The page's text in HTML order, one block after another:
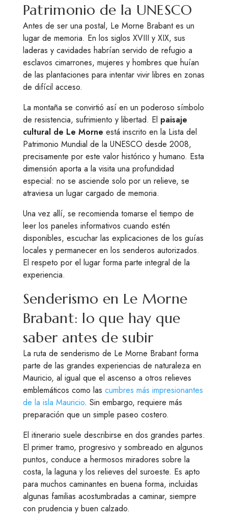
Patrimonio de la UNESCO
Antes de ser una postal, Le Morne Brabant es un
lugar de memoria. En los siglos XVIII y XIX, sus
laderas y cavidades habrían servido de refugio a
esclavos cimarrones, mujeres y hombres que huían
de las plantaciones para intentar vivir libres en zonas
de difícil acceso.
La montaña se convirtió así en un poderoso símbolo
de resistencia, sufrimiento y libertad. El paisaje
cultural de Le Morne está inscrito en la Lista del
Patrimonio Mundial de la UNESCO desde 2008,
precisamente por este valor histórico y humano. Esta
dimensión aporta a la visita una profundidad
especial: no se asciende solo por un relieve, se
atraviesa un lugar cargado de memoria.
Una vez allí, se recomienda tomarse el tiempo de
leer los paneles informativos cuando estén
disponibles, escuchar las explicaciones de los guías
locales y permanecer en los senderos autorizados.
El respeto por el lugar forma parte integral de la
experiencia.
Senderismo en Le Morne
Brabant: lo que hay que
saber antes de subir
La ruta de senderismo de Le Morne Brabant forma
parte de las grandes experiencias de naturaleza en
Mauricio, al igual que el ascenso a otros relieves
emblemáticos como las cumbres más impresionantes
de la isla Mauricio. Sin embargo, requiere más
preparación que un simple paseo costero.
El itinerario suele describirse en dos grandes partes.
El primer tramo, progresivo y sombreado en algunos
puntos, conduce a hermosos miradores sobre la
costa, la laguna y los relieves del suroeste. Es apto
para muchos caminantes en buena forma, incluidas
algunas familias acostumbradas a caminar, siempre
con prudencia y buen calzado.